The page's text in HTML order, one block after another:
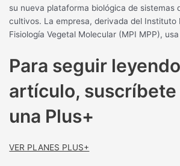
su nueva plataforma biológica de sistemas
cultivos. La empresa, derivada del Instituto
Fisiología Vegetal Molecular (MPI MPP),
Para seguir
artículo,
una Plus+
VER PLANES PLUS+